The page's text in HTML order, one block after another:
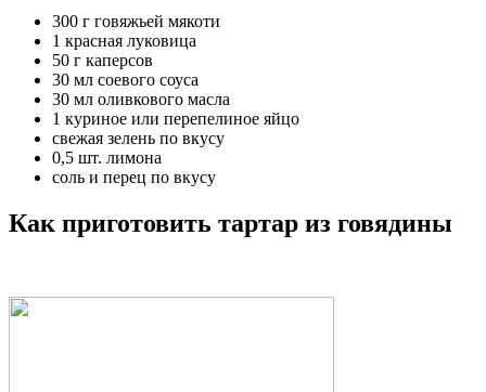
300 г говяжьей мякоти
1 красная луковица
50 г каперсов
30 мл соевого соуса
30 мл оливкового масла
1 куриное или перепелиное яйцо
свежая зелень по вкусу
0,5 шт. лимона
соль и перец по вкусу
Как приготовить тартар из говядины